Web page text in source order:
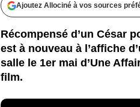
Ajoutez Allociné à vos sources
Récompensé d’un César
est à nouveau à l’affiche
salle le 1er mai d’Une
film.